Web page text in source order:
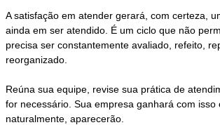
A satisfação em atender gerará, com certeza,
ainda em ser atendido. É um ciclo que não
precisa ser constantemente avaliado, refeito,
reorganizado.
Reúna sua equipe, revise sua prática de
for necessário. Sua empresa ganhará com isso
naturalmente, aparecerão.